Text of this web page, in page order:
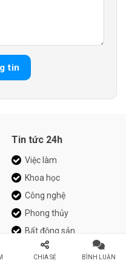
Tin tức 24h
Việc làm
Khoa học
Công nghệ
Phong thủy
Bất động sản
Tin tức online
CHIA SẺ BÌNH LUẬN